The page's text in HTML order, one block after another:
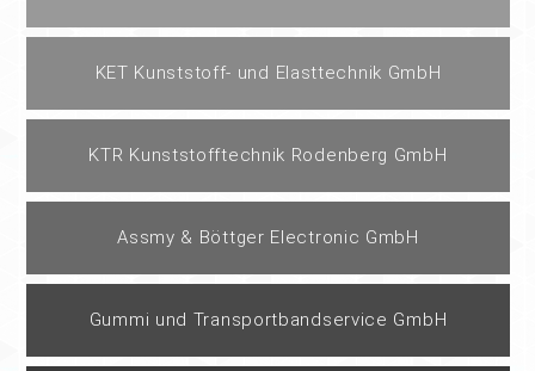
KET Kunststoff- und Elasttechnik GmbH
KTR Kunststofftechnik Rodenberg GmbH
Assmy & Böttger Electronic GmbH
Gummi und Transportbandservice GmbH